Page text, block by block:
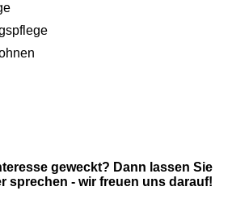
geweckt? Dann lassen Sie
sprechen - wir freuen uns darauf!